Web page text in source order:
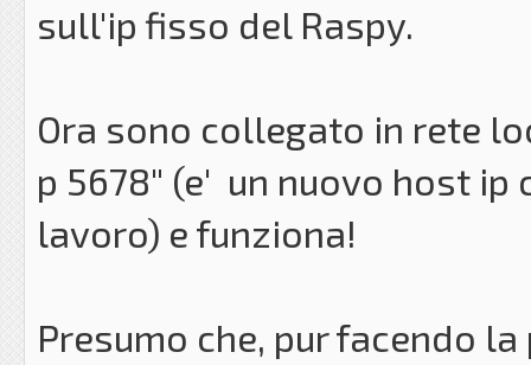
sull'ip fisso del Raspy.
Ora sono collegato in rete
p 5678" (e' un nuovo host
lavoro) e funziona!
Presumo che, pur facendo